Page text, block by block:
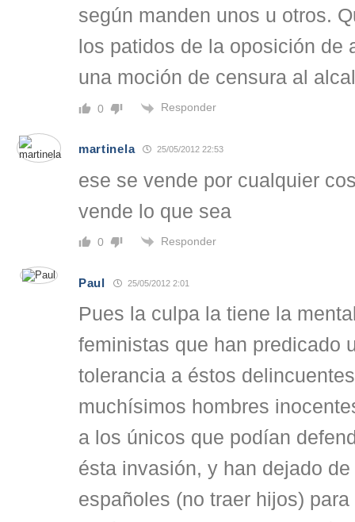
según manden unos u otros.
los patidos de la oposición de
una moción de censura al
0 Responder
martinela 25/05/2012 22:53
ese se vende por cualquier
vende lo que sea
0 Responder
Paul 25/05/2012 2:01
Pues la culpa la tiene la
feministas que han predicado
tolerancia a éstos
muchísimos hombres
a los únicos que podían
ésta invasión, y han dejado
españoles (no traer hijos)